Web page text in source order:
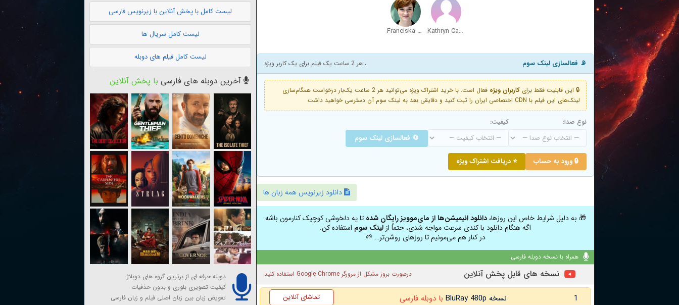
Kathryn Cahill
Franciska Friede
📡 فعالسازی لینک سوم ، هر 2 ساعت یک فیلم برای یک کاربر ویژه
🔒 این قابلیت فقط برای کاربران ویژه
فعال است. با خرید اشتراک ویژه می‌توانید هر 2 ساعت یک‌بار درخواست همگام‌سازی
لینک‌های این فیلم با CDN اختصاصی ایران را ثبت کنید و دقایقی بعد به لینک سوم آن دسترسی خواهید داشت
نوع صدا: کیفیت:
🔄 فعالسازی لینک سوم
🔒 ورود به حساب ⭐ دریافت اشتراک ویژه
دانلود زیرنویس همه زبان ها
🎁 به دلیل شرایط خاص این روزها،دانلود انیمیشن‌ها از مای‌موویز رایگان شده تا یه دلخوشی کوچیک کنارمون باشه
اگه هنگام دانلود با کندی سرعت مواجه شدی، حتماً از لینک سوم استفاده کن.
در کنار هم می‌مونیم تا روزهای روشن‌تر… 🌱
همراه با نسخه دوبله فارسی
نسخه های قابل پخش آنلاین درصورت بروز مشکل از مرورگر Google Chrome استفاده کنید
1 نسخه BluRay 480p با دوبله فارسی تماشای آنلاین
لیست کامل با پخش آنلاین با زیرنویس فارسی
لیست کامل سریال ها
لیست کامل فیلم های دوبله
آخرین دوبله های فارسی با پخش آنلاین
دوبله حرفه ای از برترین گروه های دوبلاژ
کیفیت تصویری بلوری و بدون حذفیات
تعویض زبان بین زبان اصلی فیلم و زبان فارسی